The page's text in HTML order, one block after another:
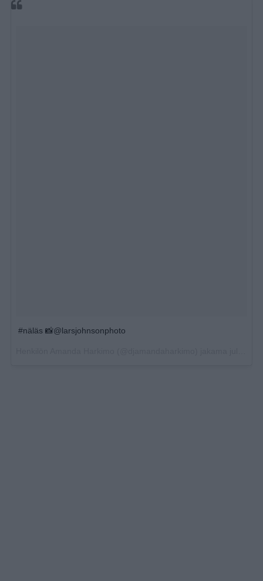
#näläs 📸@larsjohnsonphoto